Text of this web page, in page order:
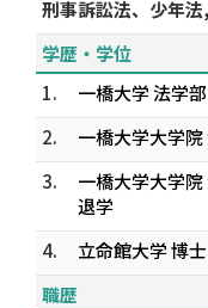
刑事訴訟法、少年
学歴・学位
1.
一橋大学 法学
2.
一橋大学大学
3.
一橋大学大学
退学
4.
立命館大学 博士
職歴